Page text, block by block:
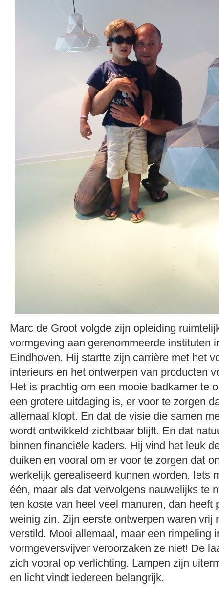
Marc de Groot volgde zijn opleiding
vormgeving aan gerenommeerde instituten
Eindhoven. Hij startte zijn carrière met het
interieurs en het ontwerpen van producten
Het is prachtig om een mooie badkamer te
een grotere uitdaging is, er voor te zorgen
allemaal klopt. En dat de visie die samen
wordt ontwikkeld zichtbaar blijft. En dat
binnen financiële kaders. Hij vind het leuk
duiken en vooral om er voor te zorgen dat
werkelijk gerealiseerd kunnen worden. Iets
één, maar als dat vervolgens nauwelijks te
ten koste van heel veel manuren, dan heeft
weinig zin. Zijn eerste ontwerpen waren vrij
verstild. Mooi allemaal, maar een rimpeling
vormgeversvijver veroorzaken ze niet! De
zich vooral op verlichting. Lampen zijn
en licht vindt iedereen belangrijk.